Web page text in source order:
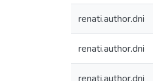
renati.author.dni
renati.author.dni